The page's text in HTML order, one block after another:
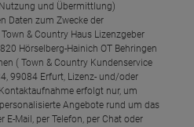
und Übermittlung)
Daten zum Zwecke der
& Country Haus Lizenzgeber
Hörselberg-Hainich OT Behringen
( Town & Country Kundenservice
99084 Erfurt, Lizenz- und/oder
erfolgt nur, um
Angebote rund um das
E-Mail, per Telefon, per Chat oder